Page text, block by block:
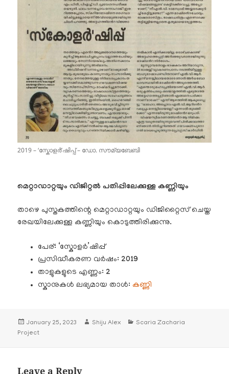
2019 – ‘സ്കോളർ’ഷിപ്പ് – ഡോ. സൗമ്യബേബി
മെറ്റാഡാറ്റയും ഡിജിറ്റൽ പതിപ്പിലേക്കുള്ള കണ്ണിയും
താഴെ പുസ്തകത്തിന്റെ മെറ്റാഡാറ്റയും ഡിജിറ്റൈസ് ചെയ്ത
രേഖയിലേക്കുള്ള കണ്ണിയും കൊടുത്തിരിക്കുന്നു.
പേര്: ‘സ്കോളർ’ഷിപ്പ്
പ്രസിദ്ധീകരണ വർഷം: 2019
താളുകളുടെ എണ്ണം: 2
സ്കാനുകൾ ലഭ്യമായ താൾ: കണ്ണി
Posted
on
January 25, 2023 Author
Shiju Alex Categories
Scaria Zacharia
Project
Leave a Reply